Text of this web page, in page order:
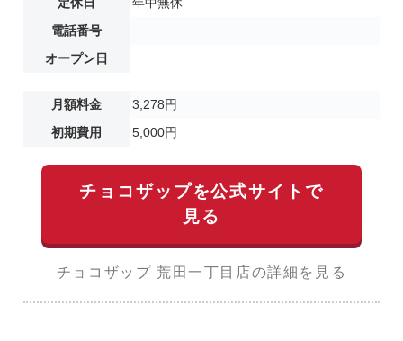
電話番号
オープン日
月額料金
3,278円
初期費用
5,000円
チョコザップを公式サイトで
見る
チョコザップ 荒田一丁目店の詳細を見る